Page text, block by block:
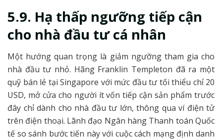
5.9. Hạ thấp ngưỡng tiếp cận
cho nhà đầu tư cá nhân
Một hướng quan trọng là giảm ngưỡng tham gia cho
nhà đầu tư nhỏ. Hãng Franklin Templeton đã ra một
quỹ bán lẻ tại Singapore với mức đầu tư tối thiểu chỉ 20
USD, mở cửa cho người ít vốn tiếp cận sản phẩm trước
đây chỉ dành cho nhà đầu tư lớn, thông qua ví điện tử
trên điện thoại. Lãnh đạo Ngân hàng Thanh toán Quốc
tế so sánh bước tiến này với cuộc cách mạng định danh